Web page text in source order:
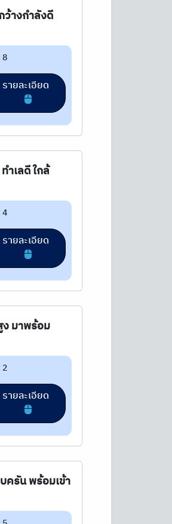
ว้างกำลังดี
8
ำเลดี ใกล้
4
มาพร้อม
2
ครัน พร้อมเข้า